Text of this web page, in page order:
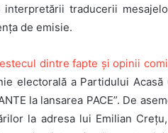
traducerii
de emisie.
dintre fapte și opinii
electorală a Partidului Acasă
la lansarea PACE”. De
la adresa lui Emilian